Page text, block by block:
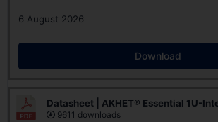
6 August 2026
Download
Datasheet | AKHET® Essential 1U-
9611 downloads